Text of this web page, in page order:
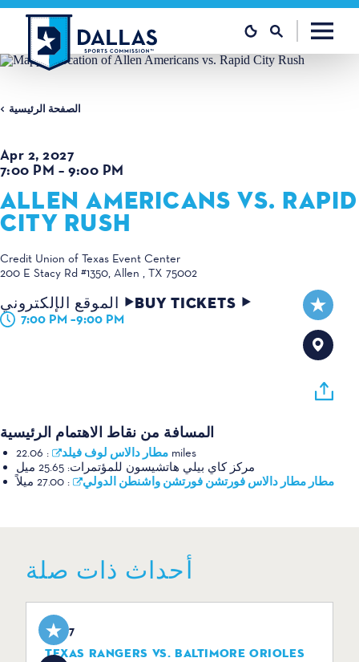
تخطي إلى المحتوى
الصفحة الرئيسية
Apr 2, 2027
7:00 PM – 9:00 PM
ALLEN AMERICANS VS. RAPID
CITY RUSH
Credit Union of Texas Event Center
200 E Stacy Rd #1350 Allen , TX 75002
الموقع الإلكتروني BUY TICKETS
7:00 PM –9:00 PM
المسافة من نقاط الاهتمام الرئيسية
مطار دالاس لوف فيلد :
22.06 miles
مركز كاي بيلي هاتشيسون للمؤتمرات: 25.65 ميل
مطار مطار دالاس فورتشن فورتشن واشنطن الدولي : 27.00 ميلاً
أحداث ذات صلة
Aug 7
TEXAS RANGERS VS. BALTIMORE ORIOLES